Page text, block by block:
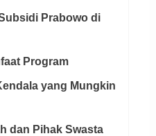
Prabowo di
Program
yang Mungkin
dan Pihak Swasta